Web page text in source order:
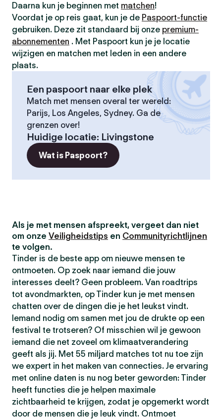
Daarna kun je beginnen met matchen!
Voordat je op reis gaat, kun je de Paspoort-functie
gebruiken. Deze zit standaard bij onze premium-
abonnementen . Met Paspoort kun je je locatie
wijzigen en matchen met leden in een andere
plaats.
Een paspoort naar elke plek
Match met mensen overal ter wereld:
Parijs, Los Angeles, Sydney. Ga de
grenzen over!
Huidige locatie: Livingstone
Wat is Paspoort?
Als je met mensen afspreekt, vergeet dan niet
om onze Veiligheidstips en Communityrichtlijnen
te volgen.
Tinder is de beste app om nieuwe mensen te
ontmoeten. Op zoek naar iemand die jouw
interesses deelt? Geen probleem. Van roadtrips
tot avondmarkten, op Tinder kun je met mensen
chatten over de dingen die je het leukst vindt.
Iemand nodig om samen met jou de drukte op een
festival te trotseren? Of misschien wil je gewoon
iemand die net zoveel om klimaatverandering
geeft als jij. Met 55 miljard matches tot nu toe zijn
we expert in het maken van connecties. Je ervaring
met online daten is nu nog beter geworden: Tinder
heeft functies die je helpen maximale
zichtbaarheid te krijgen, zodat je opgemerkt wordt
door de mensen die je leuk vindt. Ontmoet